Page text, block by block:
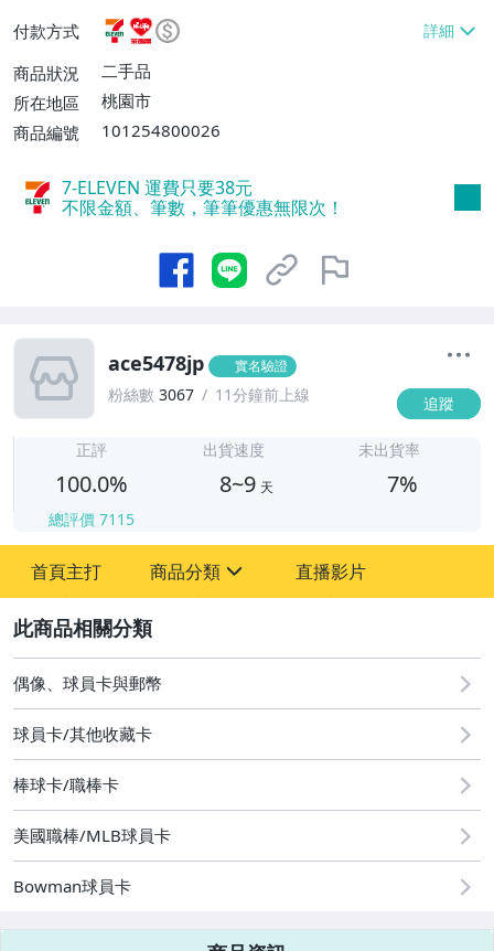
件或消費滿$10000免運費】、7-ELEVEN取
貨不付款【單件運費$38】、萊爾富取貨付
款【單件運費$60、滿100件或消費滿$100
00免運費】、郵局掛號【單件運費$50、滿
付款方式
商品狀況
二手品
所在地區
桃園市
商品編號
101254800026
7-ELEVEN 運費只要38元
不限金額、筆數，筆筆優惠無限次！
ace5478jp 實名驗證
粉絲數 3067 11分鐘前上線 追蹤
正評
100.0%
總評價 7115
出貨速度
8~9 天
未出貨率
7%
首頁主打 商品分類
偶像、球員卡與郵幣
直播影片
偶像、球員卡與郵幣
球員卡/其他收藏卡
棒球卡/職棒卡
美國職棒/MLB球員卡
Bowman球員卡